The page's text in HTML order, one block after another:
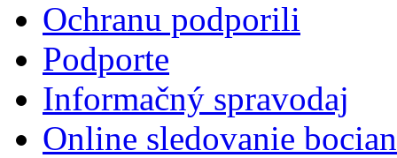
Ochranu podporili
Podporte
Informačný spravodaj
Online sledovanie